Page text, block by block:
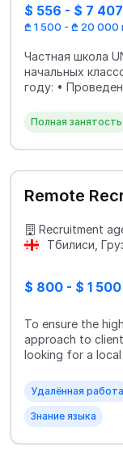
$ 556 - $ 7
₾ 1 500 - ₾ 20 000
Частная школа
начальных
году: •
Полная занятость
Remote
Recruitment
Тбилиси,
$ 800 - $ 1
To ensure the
approach to
looking for a local
Удалённая работа
Знание языка